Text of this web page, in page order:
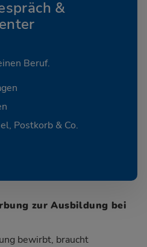
&
Beruf.
Postkorb & Co.
zur Ausbildung bei
bewirbt, braucht